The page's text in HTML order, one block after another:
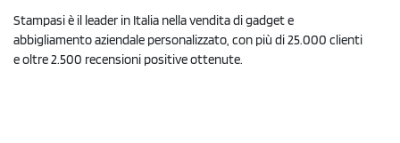
Stampasi è il leader in Italia nella vendita di gadget e
abbigliamento aziendale personalizzato, con più di 25.000 clienti
e oltre 2.500 recensioni positive ottenute.